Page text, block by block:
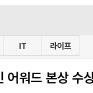
IT 라이프
어워드 본상 수